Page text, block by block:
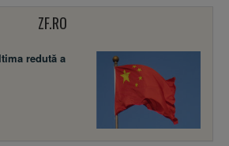
ZF.RO
redută a